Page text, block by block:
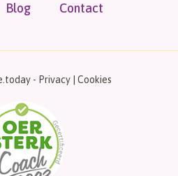
Blog Contact
- Privacy| Cookies